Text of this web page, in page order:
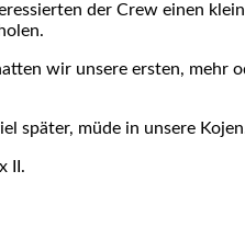
der Crew einen
wir unsere ersten, mehr
später, müde in unsere
II.